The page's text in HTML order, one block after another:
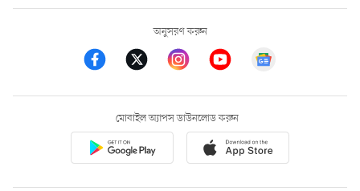
অনুসরণ করুন
মোবাইল অ্যাপস ডাউনলোড করুন